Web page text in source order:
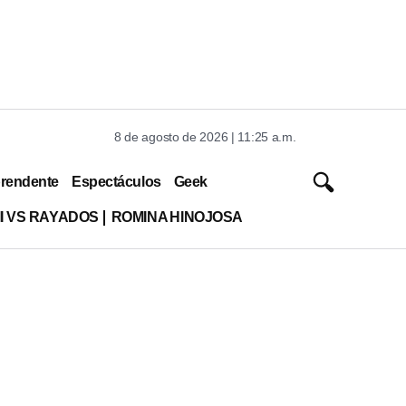
8 de agosto de 2026 | 11:25 a.m.
Espectáculos Geek
VS RAYADOS ROMINA HINOJOSA